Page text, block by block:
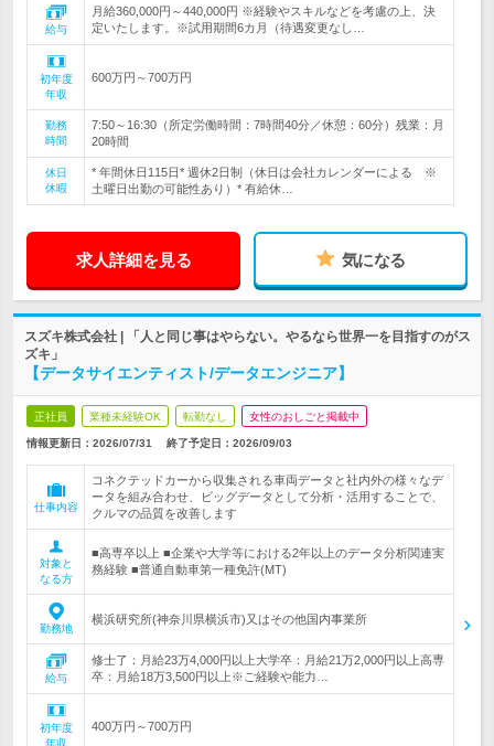
給与
月給360,000円～440,000円 ※経験やスキルなどを考慮の上、決
定いたします。※試用期間6カ月（待遇変更なし…
初年度
年収
600万円～700万円
勤務
時間
7:50～16:30（所定労働時間：7時間40分／休憩：60分）残業：月
20時間
休日
休暇
* 年間休日115日* 週休2日制（休日は会社カレンダーによる ※
土曜日出勤の可能性あり）* 有給休…
求人詳細を見る 気になる
スズキ株式会社 | 「人と同じ事はやらない。やるなら世界一を目指すのがス
ズキ」
【データサイエンティスト/データエンジニア】
正社員 業種未経験OK 転勤なし 女性のおしごと掲載中
情報更新日：2026/07/31 終了予定日： 2026/09/03
仕事内容
コネクテッドカーから収集される車両データと社内外の様々なデ
ータを組み合わせ、ビッグデータとして分析・活用することで、
クルマの品質を改善します
対象と
なる方
■高専卒以上 ■企業や大学等における2年以上のデータ分析関連実
務経験 ■普通自動車第一種免許(MT)
勤務地
横浜研究所(神奈川県横浜市)又はその他国内事業所
給与
修士了：月給23万4,000円以上大学卒：月給21万2,000円以上高専
卒：月給18万3,500円以上※ご経験や能力…
初年度
年収
400万円～700万円